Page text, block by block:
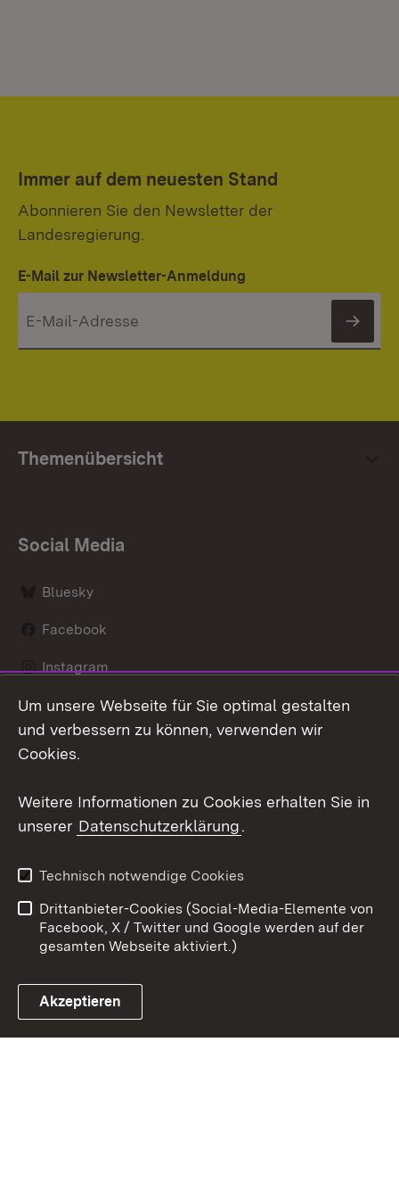
Immer auf dem neuesten Stand
Abonnieren Sie den Newsletter der
Landesregierung.
E-Mail zur Newsletter-Anmeldung
Themenübersicht
Social Media
Bluesky
Facebook
Instagram
LinkedIn
Link zum Landesportal
Datenschutz
Barrierefreiheit
Impressum
Cookies
Um unsere Webseite für Sie optimal gestalten
und verbessern zu können, verwenden wir
Cookies.
Weitere Informationen zu Cookies erhalten Sie in
unserer Datenschutzerklärung.
Technisch notwendige Cookies
Drittanbieter-Cookies (Social-Media-Elemente von
Facebook, X / Twitter und Google werden auf der
gesamten Webseite aktiviert.)
Akzeptieren